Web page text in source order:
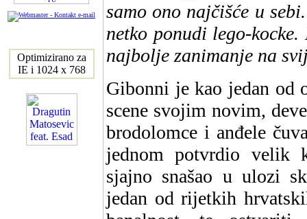
Optimizirano za
IE i 1024 x 768
samo ono najčišće u
netko ponudi lego-
najbolje zanimanje na
Gibonni je kao jedan od
scene svojim novim,
brodolomce i anđele
jednom potvrdio velik
sjajno snašao u ulozi
jedan od rijetkih